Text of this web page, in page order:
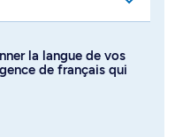
la langue de vos
de français qui